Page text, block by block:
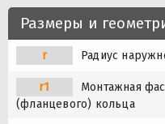
Размеры и
r Радиус
r1
Монтажная
(фланцевого) кольца